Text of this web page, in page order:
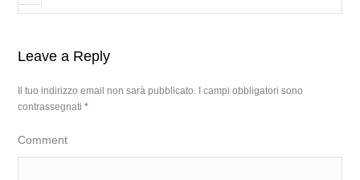
Leave a Reply
Il tuo indirizzo email non sarà pubblicato.
I campi obbligatori sono
contrassegnati*
Comment